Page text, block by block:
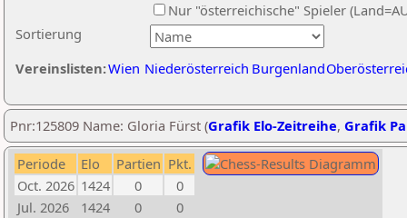
Sortierung
Nur "österreichische" Spieler
Vereinslisten:Wien Niederösterreich Burgenland
Pnr:125809 Name: Gloria Fürst (Grafik Elo-Zeitreihe, Grafik
Periode Elo Partien Pkt.
Oct. 2026 1424 0
0
Jul. 2026
1424 0
0